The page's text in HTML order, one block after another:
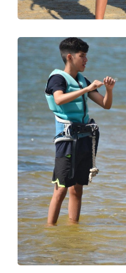
FOTO 06
DIVING SURFING
FOTO 07
DIVING SURFING